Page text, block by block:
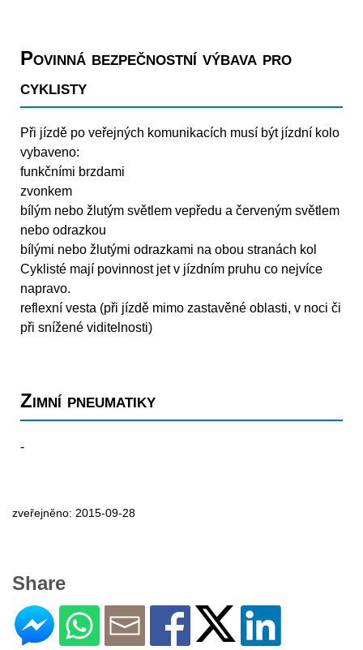
Povinná bezpečnostní výbava pro
cyklisty
Při jízdě po veřejných komunikacích musí být jízdní kolo
vybaveno:
funkčními brzdami
zvonkem
bílým nebo žlutým světlem vepředu a červeným světlem
nebo odrazkou
bílými nebo žlutými odrazkami na obou stranách kol
Cyklisté mají povinnost jet v jízdním pruhu co nejvíce
napravo.
reflexní vesta (při jízdě mimo zastavěné oblasti, v noci či
při snížené viditelnosti)
Zimní pneumatiky
-
zveřejněno: 2015-09-28
Share